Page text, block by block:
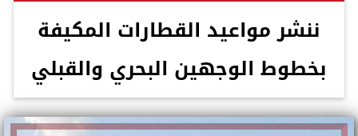
ننشر مواعيد القطارات المكيفة
بخطوط الوجهين البحري والقبلي